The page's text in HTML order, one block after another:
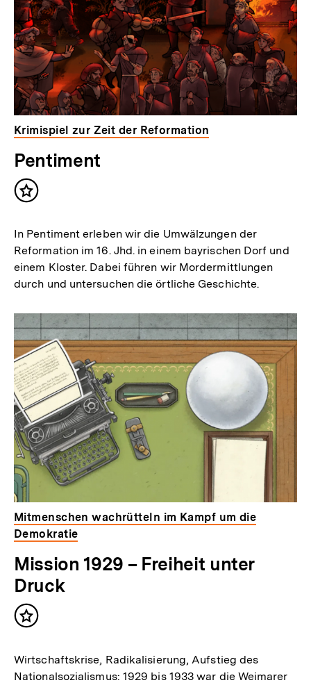
Krimispiel zur Zeit der Reformation
Pentiment
Inhalt
In Pentiment erleben wir die Umwälzungen der
Reformation im 16. Jhd. in einem bayrischen Dorf und
einem Kloster. Dabei führen wir Mordermittlungen
durch und untersuchen die örtliche Geschichte.
Mitmenschen wachrütteln im Kampf um die
Demokratie
Mission 1929 – Freiheit unter
Druck
Inhalt
Wirtschaftskrise, Radikalisierung, Aufstieg des
Nationalsozialismus: 1929 bis 1933 war die Weimarer